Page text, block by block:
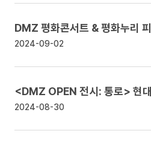
2024-09-02
<DMZ OPEN 전시: 통로> 현
2024-08-30